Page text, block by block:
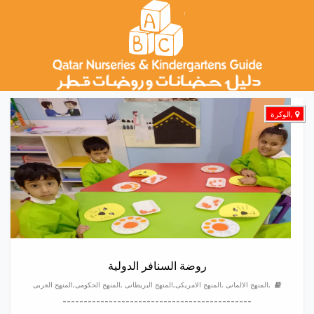
,الوكرة
روضة السنافر الدولية
,المنهج الالمانى ,المنهج الامريكى,المنهج البريطانى ,المنهج الحكومى,المنهج العربى
---------------------------------------------